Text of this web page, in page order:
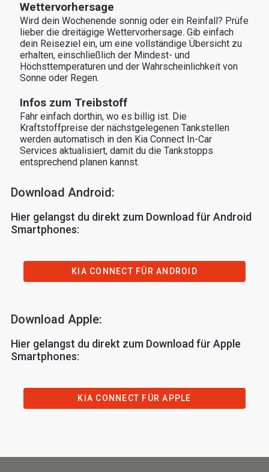
Wettervorhersage
Wird dein Wochenende sonnig oder ein Reinfall? Prüfe
lieber die dreitägige Wettervorhersage. Gib einfach
dein Reiseziel ein, um eine vollständige Übersicht zu
erhalten, einschließlich der Mindest- und
Höchsttemperaturen und der Wahrscheinlichkeit von
Sonne oder Regen.
Infos zum Treibstoff
Fahr einfach dorthin, wo es billig ist. Die
Kraftstoffpreise der nächstgelegenen Tankstellen
werden automatisch in den Kia Connect In-Car
Services aktualisiert, damit du die Tankstopps
entsprechend planen kannst.
Download Android:
Hier gelangst du direkt zum Download für Android
Smartphones:
KIA CONNECT FÜR ANDROID
Download Apple:
Hier gelangst du direkt zum Download für Apple
Smartphones:
KIA CONNECT FÜR APPLE